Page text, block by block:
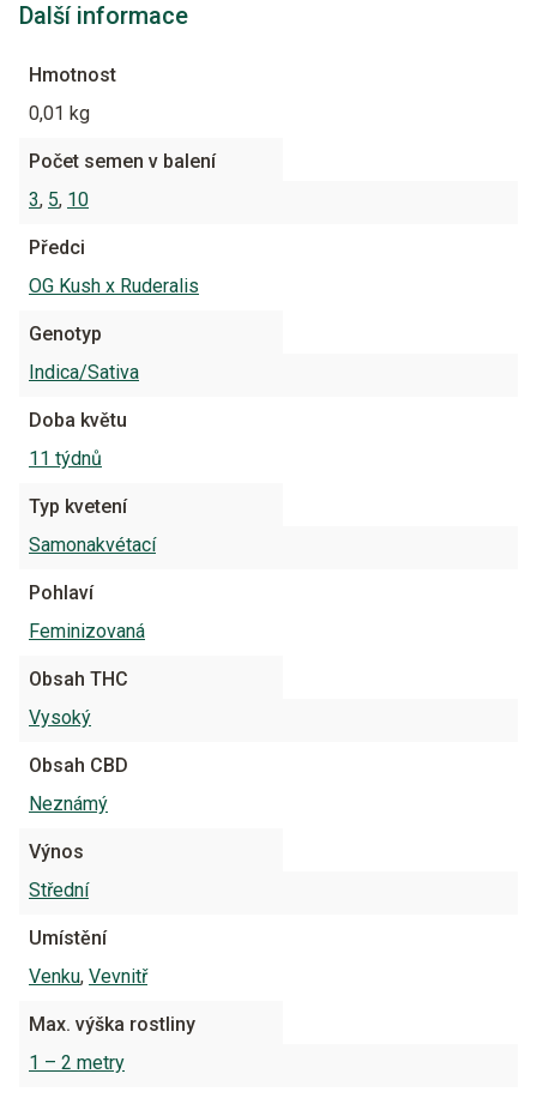
Další informace
Hmotnost
0,01 kg
Počet semen v balení
3, 5, 10
Předci
OG Kush x Ruderalis
Genotyp
Indica/Sativa
Doba květu
11 týdnů
Typ kvetení
Samonakvétací
Pohlaví
Feminizovaná
Obsah THC
Vysoký
Obsah CBD
Neznámý
Výnos
Střední
Umístění
Venku, Vevnitř
Max. výška rostliny
1 – 2 metry